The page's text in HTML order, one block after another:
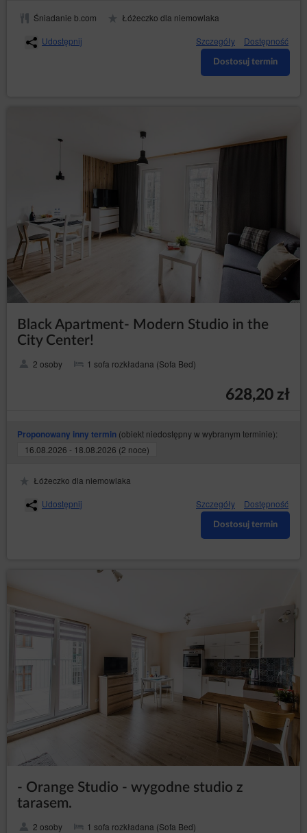
Śniadanie b.com
Łóżeczko dla niemowlaka
Udostępnij
Szczegóły Dostępność
Dostosuj termin
Black Apartment- Modern Studio in the
City Center!
2 osoby 1 sofa rozkładana (Sofa Bed)
628,20 zł
Proponowany inny termin (obiekt niedostępny w wybranym terminie):
16.08.2026 - 18.08.2026 (2 noce)
Łóżeczko dla niemowlaka
Udostępnij
Szczegóły Dostępność
Dostosuj termin
- Orange Studio - wygodne studio z
tarasem.
2 osoby 1 sofa rozkładana (Sofa Bed)